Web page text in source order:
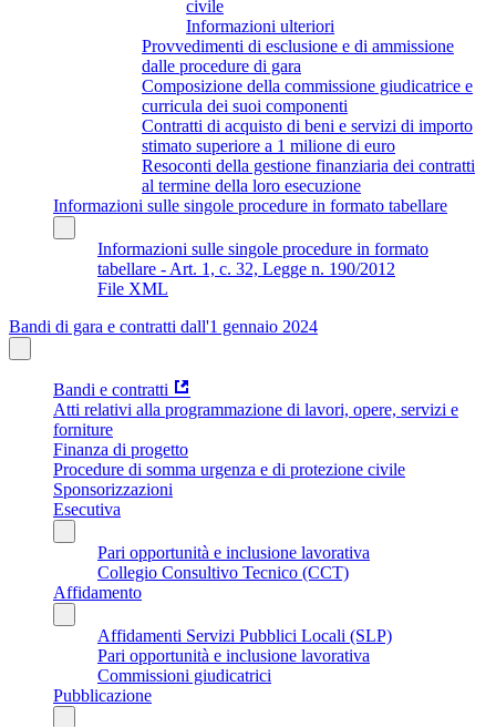
civile
Informazioni ulteriori
Provvedimenti di esclusione e di ammissione
dalle procedure di gara
Composizione della commissione giudicatrice e
curricula dei suoi componenti
Contratti di acquisto di beni e servizi di importo
stimato superiore a 1 milione di euro
Resoconti della gestione finanziaria dei contratti
al termine della loro esecuzione
Informazioni sulle singole procedure in formato tabellare
Informazioni sulle singole procedure in formato
tabellare - Art. 1, c. 32, Legge n. 190/2012
File XML
Bandi di gara e contratti dall'1 gennaio 2024
Bandi e contratti
Atti relativi alla programmazione di lavori, opere, servizi e
forniture
Finanza di progetto
Procedure di somma urgenza e di protezione civile
Sponsorizzazioni
Esecutiva
Pari opportunità e inclusione lavorativa
Collegio Consultivo Tecnico (CCT)
Affidamento
Affidamenti Servizi Pubblici Locali (SLP)
Pari opportunità e inclusione lavorativa
Commissioni giudicatrici
Pubblicazione